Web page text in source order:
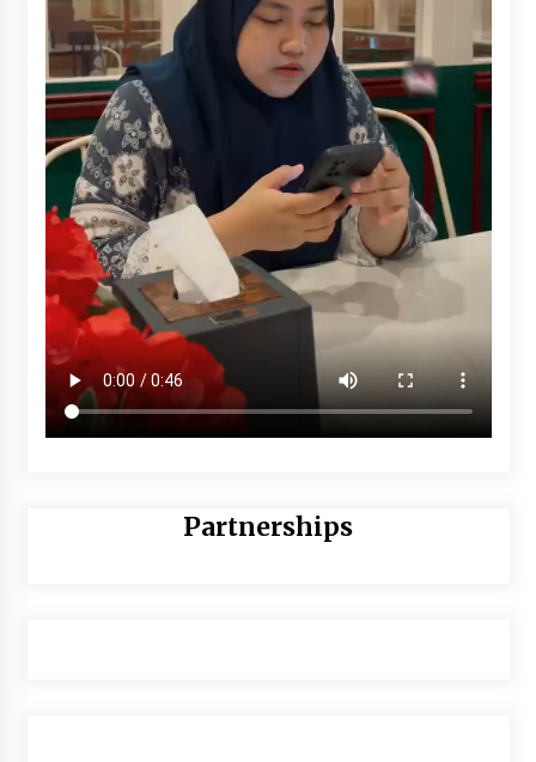
Partnerships